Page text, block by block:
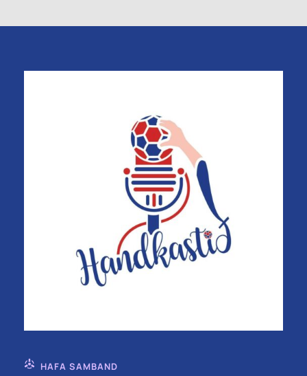
HAFA SAMBAND